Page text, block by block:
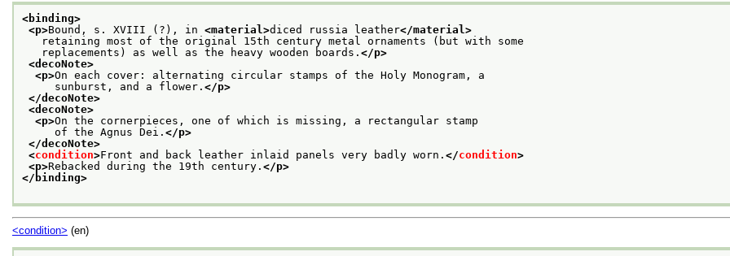
<binding>
<p>Bound, s. XVIII (?), in <material>diced russia leather</material>
retaining most of the original 15th century metal ornaments (but with some
replacements) as well as the heavy wooden boards. </p>
<decoNote>
<p>On each cover: alternating circular stamps of the Holy Monogram, a
sunburst, and a flower. </p>
</decoNote>
<decoNote>
<p>On the cornerpieces, one of which is missing, a rectangular stamp
of the Agnus Dei. </p>
</decoNote>
<condition>Front and back leather inlaid panels very badly worn. </condition>
<p>Rebacked during the 19th century. </p>
</binding>
<condition> (en)